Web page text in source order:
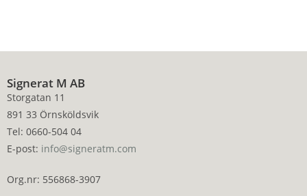
Signerat M AB
Storgatan 11
891 33 Örnsköldsvik
Tel: 0660-504 04
E-post: info@signeratm.com
Org.nr: 556868-3907